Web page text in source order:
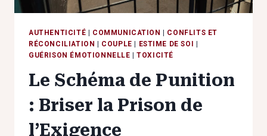
AUTHENTICITÉ COMMUNICATION
CONFLITS ET
RÉCONCILIATION
COUPLE ESTIME DE SOI
GUÉRISON ÉMOTIONNELLE |TOXICITÉ
Le Schéma de Punition
: Briser la Prison de
l’Exigence